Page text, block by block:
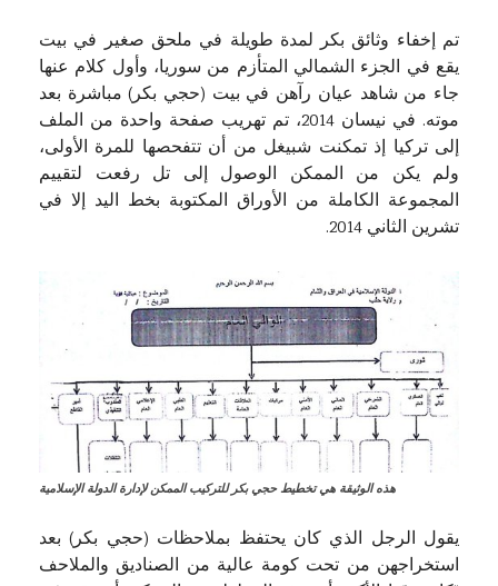
تم إخفاء وثائق بكر لمدة طويلة في ملحق صغير في بيت
يقع في الجزء الشمالي المتأزم من سوريا، وأول كلام عنها
جاء من شاهد عيان رآهن في بيت (حجي بكر) مباشرة بعد
موته. في نيسان 2014، تم تهريب صفحة واحدة من الملف
إلى تركيا إذ تمكنت شبيغل من أن تتفحصها للمرة الأولى،
ولم يكن من الممكن الوصول إلى تل رفعت لتقييم
المجموعة الكاملة من الأوراق المكتوبة بخط اليد إلا في
تشرين الثاني 2014.
هذه الوثيقة هي تخطيط حجي بكر للتركيب الممكن لإدارة الدولة الإسلامية
يقول الرجل الذي كان يحتفظ بملاحظات (حجي بكر) بعد
استخراجهن من تحت كومة عالية من الصناديق والملاحف